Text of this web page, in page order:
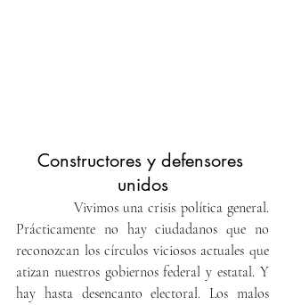
Constructores y defensores
unidos
Vivimos una crisis política general.
Prácticamente no hay ciudadanos que no
reconozcan los círculos viciosos actuales que
atizan nuestros gobiernos federal y estatal. Y
hay hasta desencanto electoral. Los malos